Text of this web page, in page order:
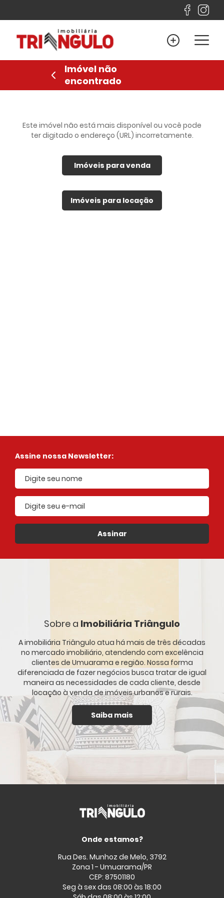
Home
Venda
Locação
Lançamentos
Financiamento
Contato
Favoritos
Anuncie
Imóvel não
encontrado
Este imóvel não está mais disponível ou você pode
ter digitado o endereço (URL) incorretamente.
Imóveis para venda
Imóveis para locação
Assine nossa Newsletter:
Assinar
E-mail cadastrado
Sobre a Imobiliária Triângulo
A imobiliária Triângulo atua há mais de três décadas
no mercado imobiliário, atendendo com excelência
clientes de Umuarama e região. Nossa forma
diferenciada de fazer negócios busca tratar de igual
maneira as necessidades de cada cliente, desde
locação à venda de imóveis urbanos e rurais.
Saiba mais
Onde estamos?
Rua Des. Munhoz de Melo, 3792
Zona 1 - Umuarama/PR
CEP: 87501180
Seg à sex das 08:00 às 18:00